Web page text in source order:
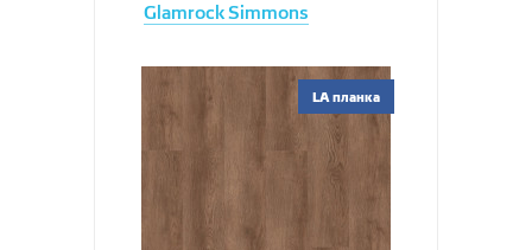
Glamrock Simmons
LA планка
Увеличить